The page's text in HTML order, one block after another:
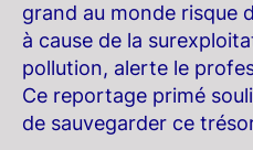
grand au monde risque
à cause de la
pollution, alerte le
Ce reportage primé
de sauvegarder ce